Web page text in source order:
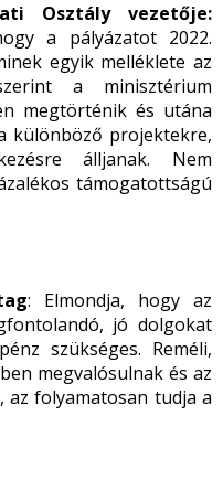
Osztály vezetője:
a pályázatot 2022.
egyik melléklete az
a minisztérium
megtörténik és utána
különböző projektekre,
álljanak. Nem
támogatottságú
: Elmondja, hogy az
jó dolgokat
szükséges. Reméli,
megvalósulnak és az
folyamatosan tudja a